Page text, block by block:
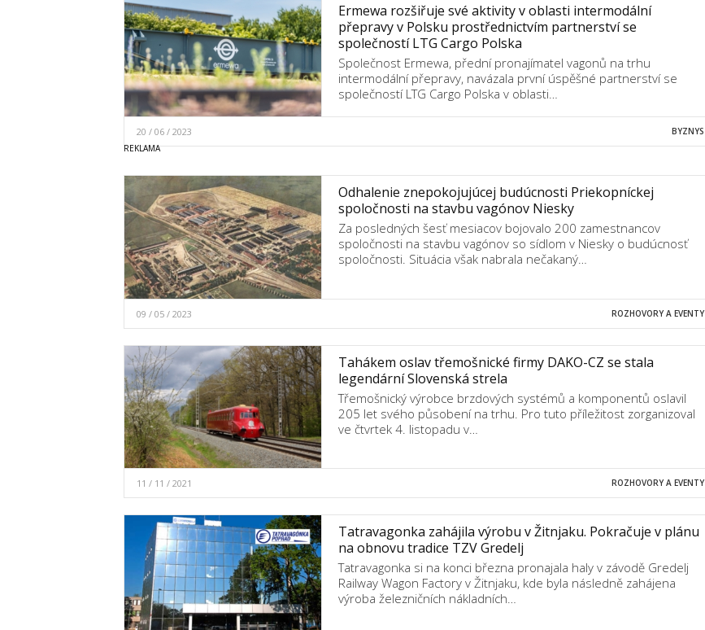
Ermewa rozšiřuje své aktivity v oblasti intermodální
přepravy v Polsku prostřednictvím partnerství se
společností LTG Cargo Polska
Společnost Ermewa, přední pronajímatel vagonů na trhu
intermodální přepravy, navázala první úspěšné partnerství se
společností LTG Cargo Polska v oblasti…
20 / 06 / 2023 BYZNYS
Odhalenie znepokojujúcej budúcnosti Priekopníckej
spoločnosti na stavbu vagónov Niesky
Za posledných šesť mesiacov bojovalo 200 zamestnancov
spoločnosti na stavbu vagónov so sídlom v Niesky o budúcnosť
spoločnosti. Situácia však nabrala nečakaný…
09 / 05 / 2023 ROZHOVORY A EVENTY
Tahákem oslav třemošnické firmy DAKO-CZ se stala
legendární Slovenská strela
Třemošnický výrobce brzdových systémů a komponentů oslavil
205 let svého působení na trhu. Pro tuto příležitost zorganizoval
ve čtvrtek 4. listopadu v…
11 / 11 / 2021 ROZHOVORY A EVENTY
Tatravagonka zahájila výrobu v Žitnjaku. Pokračuje v plánu
na obnovu tradice TZV Gredelj
Tatravagonka si na konci března pronajala haly v závodě Gredelj
Railway Wagon Factory v Žitnjaku, kde byla následně zahájena
výroba železničních nákladních…